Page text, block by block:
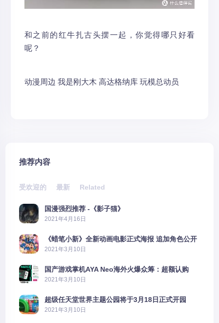
和之前的红牛扎古头摆一起，你觉得哪只好看
呢？
动漫周边 我是刚大木 高达格纳库 玩模总动员
推荐内容
受欢迎的 最新 Related
国漫强烈推荐 -《影子猫》
2021年4月16日
《蜡笔小新》全新动画电影正式海报 追加角色公开
2021年3月10日
国产游戏掌机AYA Neo海外火爆众筹：超额认购
2606%
2021年3月10日
超级任天堂世界主题公园将于3月18日正式开园
2021年3月10日